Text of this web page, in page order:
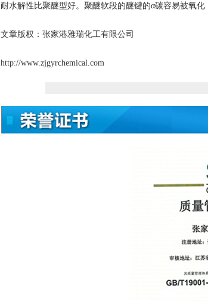
耐水解性比聚醚型好。聚醚软段的醚键的α碳容易被氧
文章版权： 张家港雅瑞化工有限公司
http://www.zjgyrchemical.com